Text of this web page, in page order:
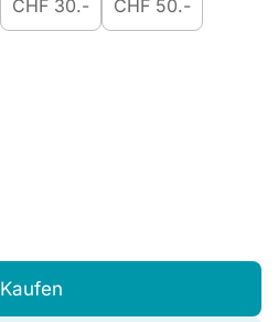
CHF 30.- CHF 50.-
Kaufen